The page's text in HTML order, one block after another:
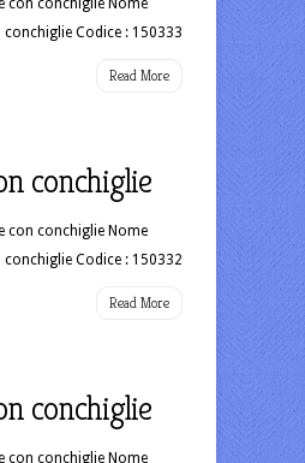
Codice : 150333
Read More
conchiglie
con conchiglie Nome
Codice : 150332
Read More
conchiglie
con conchiglie Nome